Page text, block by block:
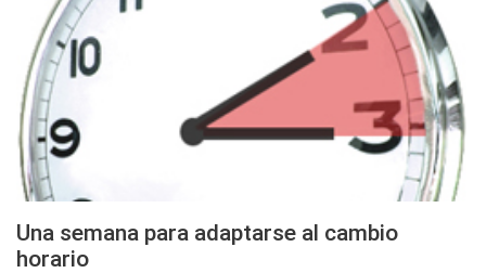
Una semana para adaptarse al cambio
horario